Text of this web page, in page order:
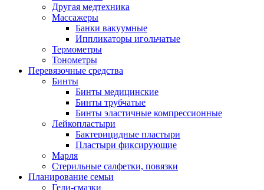
Другая медтехника
Массажеры
Банки вакуумные
Иппликаторы игольчатые
Термометры
Тонометры
Перевязочные средства
Бинты
Бинты медицинские
Бинты трубчатые
Бинты эластичные компрессионные
Лейкопластыри
Бактерицидные пластыри
Пластыри фиксирующие
Марля
Стерильные салфетки, повязки
Планирование семьи
Гели-смазки